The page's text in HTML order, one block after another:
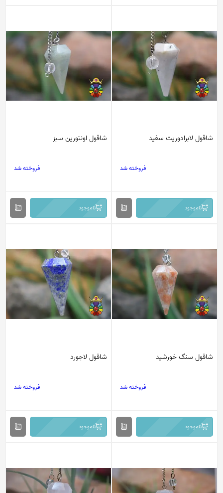
شاقول لابرادوریت سفید
فروخته شد
ناموجود
شاقول اونتورین سبز
فروخته شد
ناموجود
شاقول سنگ خورشید
فروخته شد
ناموجود
شاقول لاجورد
فروخته شد
ناموجود